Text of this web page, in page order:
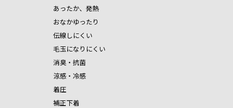
あったか、発熱
おなかゆったり
伝線しにくい
毛玉になりにくい
消臭・抗菌
涼感・冷感
着圧
補正下着